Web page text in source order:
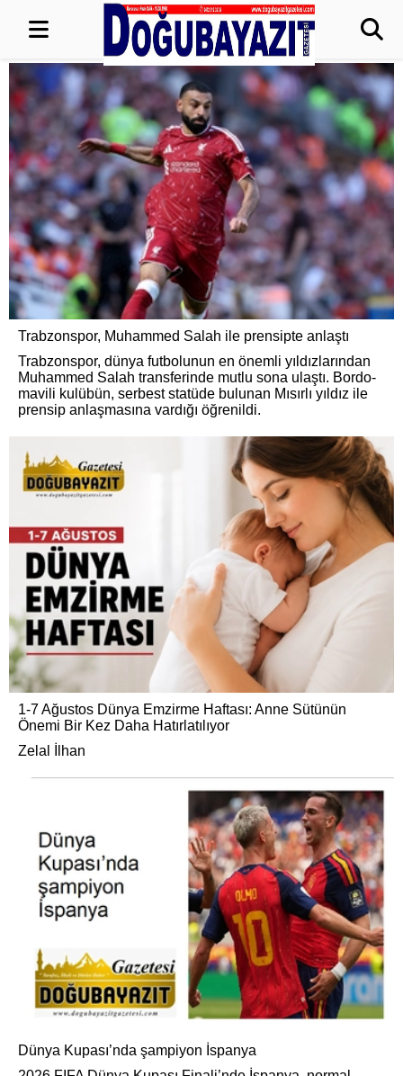
Trabzonspor, Muhammed Salah ile prensipte anlaştı
Trabzonspor, dünya futbolunun en önemli yıldızlarından
Muhammed Salah transferinde mutlu sona ulaştı. Bordo-
mavili kulübün, serbest statüde bulunan Mısırlı yıldız ile
prensip anlaşmasına vardığı öğrenildi.
1-7 Ağustos Dünya Emzirme Haftası: Anne Sütünün
Önemi Bir Kez Daha Hatırlatılıyor
Zelal İlhan
Dünya Kupası’nda şampiyon İspanya